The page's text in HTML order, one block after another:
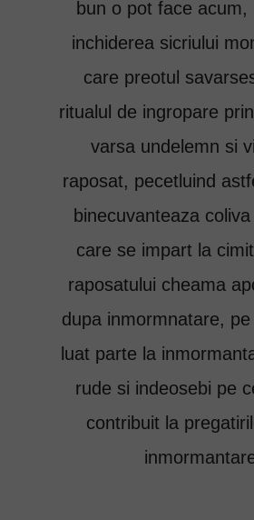
bun o pot face acum,
inchiderea sicriului
care preotul
ritualul de ingropare
varsa undelemn si
raposat, pecetluind
binecuvanteaza
care se impart la
raposatului cheama
dupa inmormnatare,
luat parte la
rude si indeosebi pe
contribuit la